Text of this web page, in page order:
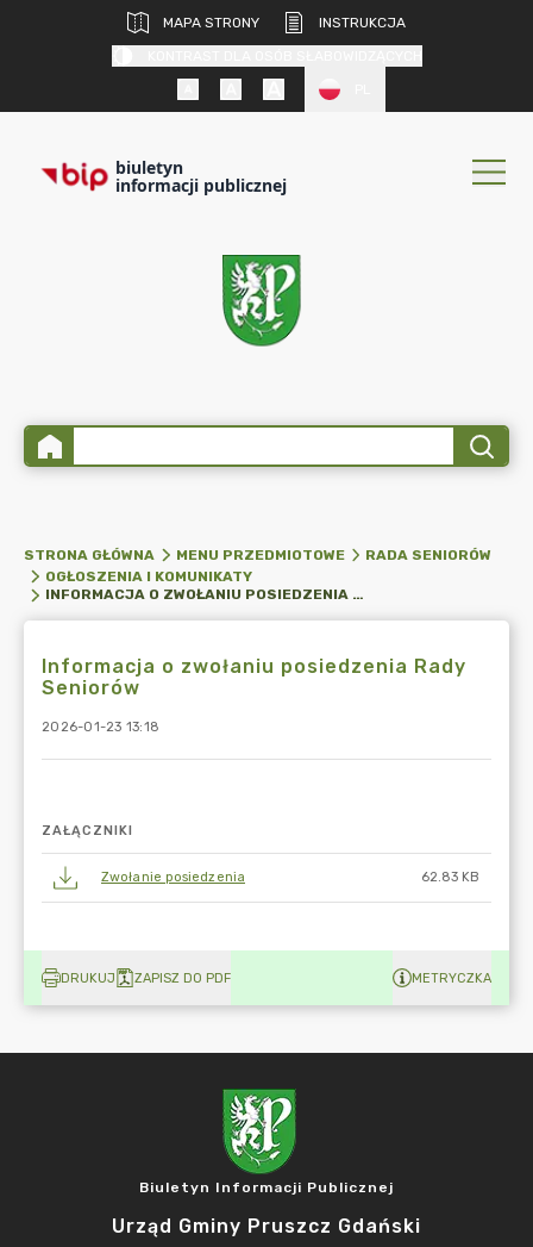
MAPA STRONY
INSTRUKCJA
biuletyn
informacji publicznej
STRONA GŁÓWNA MENU PRZEDMIOTOWE
RADA SENIORÓW
OGŁOSZENIA I KOMUNIKATY
INFORMACJA O ZWOŁANIU POSIEDZENIA RADY SENIORÓW
Informacja o zwołaniu posiedzenia Rady
Seniorów
2026-01-23 13:18
ZAŁĄCZNIKI
Zwołanie posiedzenia 62.83 KB
DRUKUJ ZAPISZ DO PDF METRYCZKA
Biuletyn Informacji Publicznej
Urząd Gminy Pruszcz Gdański